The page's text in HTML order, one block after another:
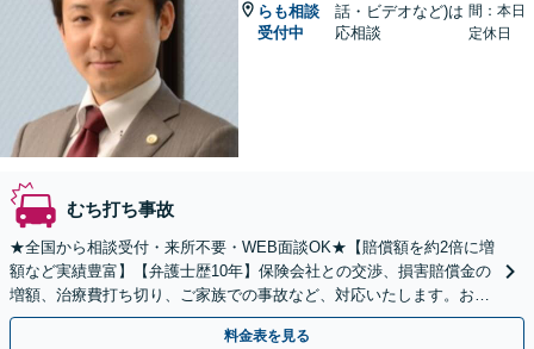
らも相談
受付中
話・ビデオなど)は
応相談
間：本日
定休日
むち打ち事故
★全国から相談受付・来所不要・WEB面談OK★【賠償額を約2倍に増
額など実績豊富】【弁護士歴10年】保険会社との交渉、損害賠償金の
増額、治療費打ち切り、ご家族での事故など、対応いたします。お早
めにご相談ください【初回相談・着手金無料】
料金表を見る